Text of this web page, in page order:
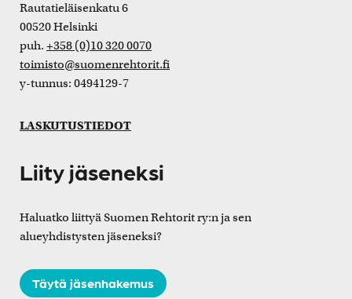
Rautatieläisenkatu 6
00520 Helsinki
puh. +358 (0)10 320 0070
toimisto@suomenrehtorit.fi
y-tunnus: 0494129-7
LASKUTUSTIEDOT
Liity jäseneksi
Haluatko liittyä Suomen Rehtorit ry:n ja sen
alueyhdistysten jäseneksi?
Täytä jäsenhakemus